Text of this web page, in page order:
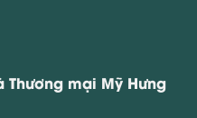
mại Mỹ Hưng